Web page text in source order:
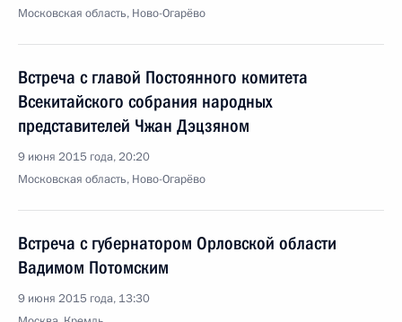
Московская область, Ново-Огарёво
Встреча с главой Постоянного комитета
Всекитайского собрания народных
представителей Чжан Дэцзяном
9 июня 2015 года, 20:20
Московская область, Ново-Огарёво
Встреча с губернатором Орловской области
Вадимом Потомским
9 июня 2015 года, 13:30